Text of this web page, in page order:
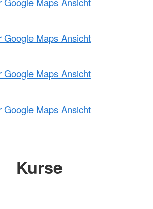
Google Maps Ansicht
Google Maps Ansicht
Google Maps Ansicht
Kurse